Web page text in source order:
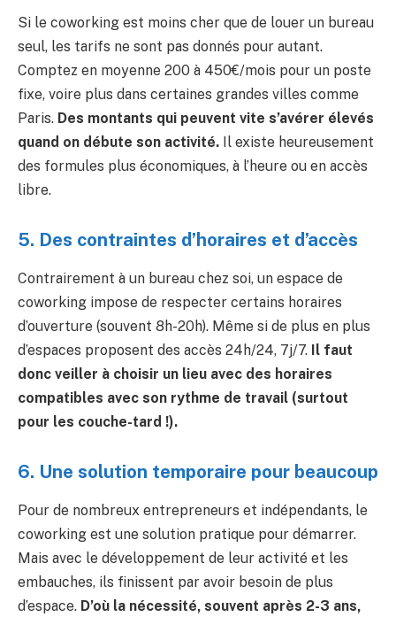
Si le coworking est moins cher que de louer un bureau
seul, les tarifs ne sont pas donnés pour autant.
Comptez en moyenne 200 à 450€/mois pour un poste
fixe, voire plus dans certaines grandes villes comme
Paris. Des montants qui peuvent vite s’avérer élevés
quand on débute son activité. Il existe heureusement
des formules plus économiques, à l’heure ou en accès
libre.
5. Des contraintes d’horaires et d’accès
Contrairement à un bureau chez soi, un espace de
coworking impose de respecter certains horaires
d’ouverture (souvent 8h-20h). Même si de plus en plus
d’espaces proposent des accès 24h/24, 7j/7. Il faut
donc veiller à choisir un lieu avec des horaires
compatibles avec son rythme de travail (surtout
pour les couche-tard !).
6. Une solution temporaire pour beaucoup
Pour de nombreux entrepreneurs et indépendants, le
coworking est une solution pratique pour démarrer.
Mais avec le développement de leur activité et les
embauches, ils finissent par avoir besoin de plus
d’espace. D’où la nécessité, souvent après 2-3 ans,